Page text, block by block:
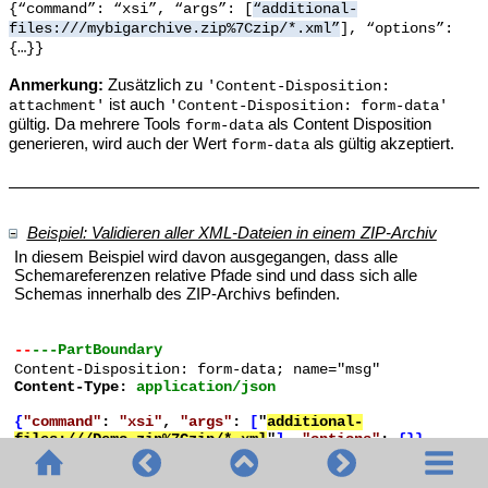
{“command”: “xsi”, “args”: [ “additional-
files:///mybigarchive.zip%7Czip/*.xml” ], “options”:
{…}}
Anmerkung: Zusätzlich zu 'Content-Disposition:
attachment' ist auch 'Content-Disposition: form-data'
gültig. Da mehrere Tools form-data als Content Disposition
generieren, wird auch der Wert form-data als gültig akzeptiert.
Beispiel: Validieren aller XML-Dateien in einem ZIP-Archiv
In diesem Beispiel wird davon ausgegangen, dass alle
Schemareferenzen relative Pfade sind und dass sich alle
Schemas innerhalb des ZIP-Archivs befinden.
-- ---PartBoundary
Content-Disposition: form-data; name="msg"
Content-Type:application/json
{"command" : "xsi" , "args" : ["additional-
files:///Demo.zip%7Czip/*.xml"],"options":{}}
---PartBoundary